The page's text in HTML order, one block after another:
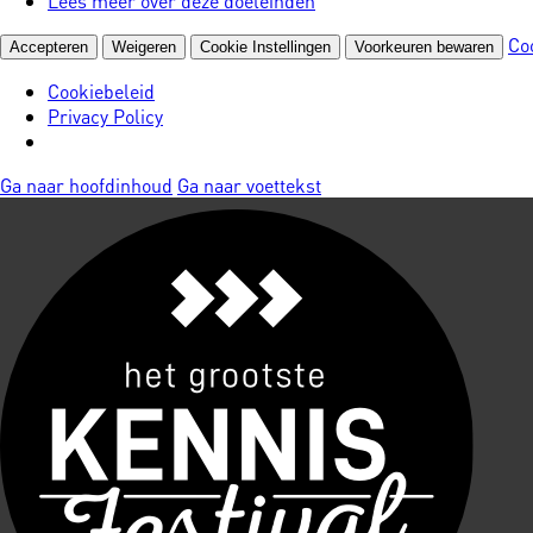
Accepteren Weigeren Cookie Instellingen Voorkeuren bewaren
Cookiebeleid
Privacy Policy
Ga naar hoofdinhoud Ga naar voettekst